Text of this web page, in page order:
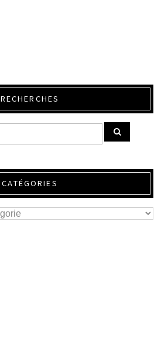
RECHERCHES
CATÉGORIES